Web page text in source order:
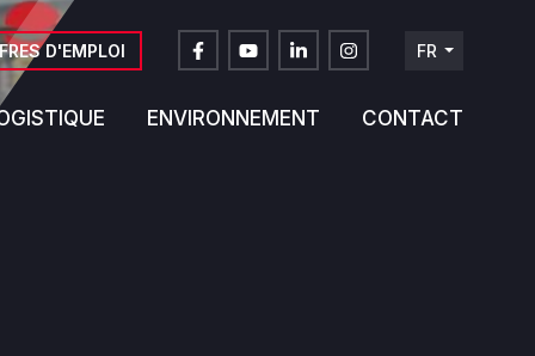
D'EMPLOI
FR
NL
ENVIRONNEMENT CONTACT